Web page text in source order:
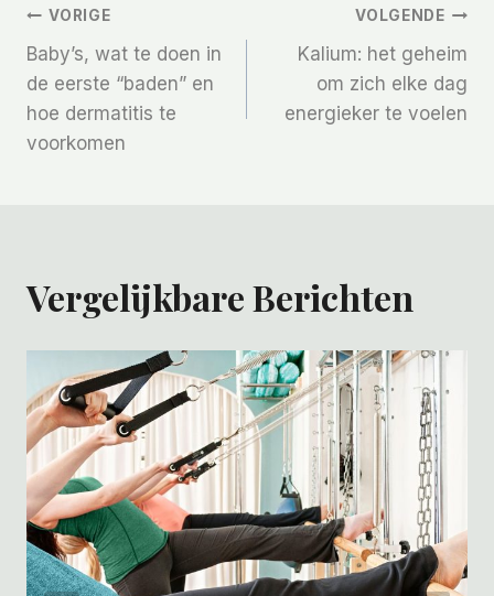
Bericht
Navigatie
VORIGE
Baby’s, wat te doen in
de eerste “baden” en
hoe dermatitis te
voorkomen
VOLGENDE
Kalium: het geheim
om zich elke dag
energieker te voelen
Vergelijkbare Berichten